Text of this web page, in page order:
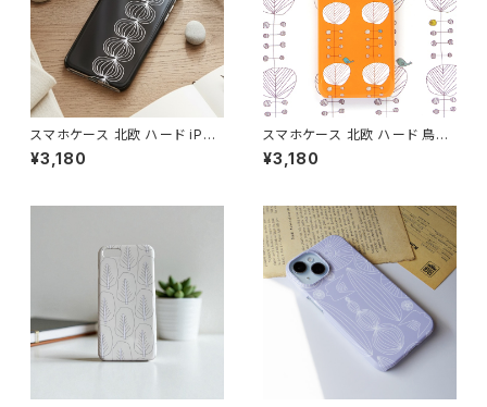
スマホケース 北欧 ハード iPho
ne17/16/15/ モノトーン シンプ
ル ギフト おしゃれ【玉ねぎ】 har
¥3,180
スマホケース 北欧 ハード 鳥柄
iPhone17/16/Pixel/Galaxy
大人可愛い【オレンジの木と鳥】
¥3,180